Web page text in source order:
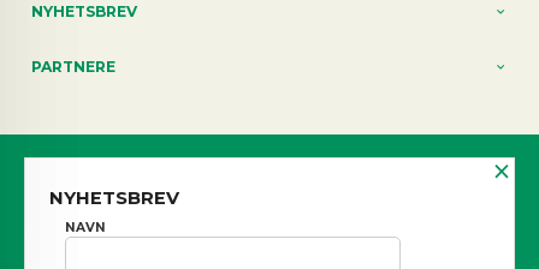
NYHETSBREV
PARTNERE
FRAKT
×
NYHETSBREV
NAVN